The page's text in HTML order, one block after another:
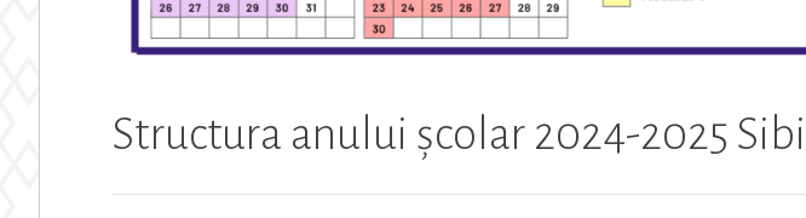
Structura anului școlar 2024-2025